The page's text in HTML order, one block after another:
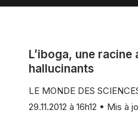
L’iboga, une
hallucinants
LE MONDE DES
29.11.2012 à 16h12 • Mis à